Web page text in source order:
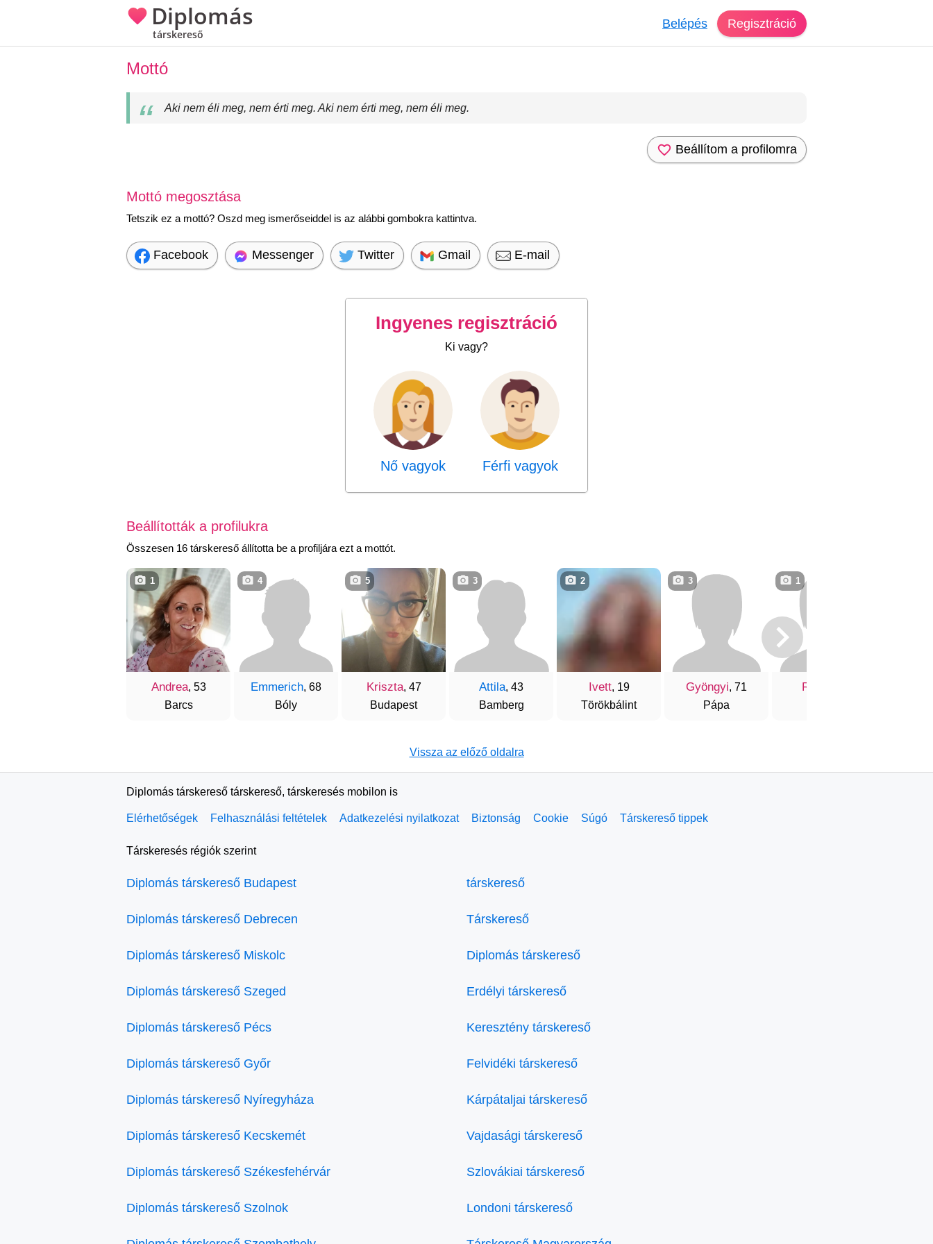
Diplomás
társkereső
Belépés Regisztráció
Mottó
Aki nem éli meg, nem érti meg. Aki nem érti meg, nem éli meg.
Beállítom a profilomra
Mottó megosztása
Tetszik ez a mottó? Oszd meg ismerőseiddel is az alábbi gombokra kattintva.
Facebook Messenger Twitter Gmail E-mail
Ingyenes regisztráció
Ki vagy?
Nő vagyok Férfi vagyok
Beállították a profilukra
Összesen 16 társkereső állította be a profiljára ezt a mottót.
Andrea, 53
Barcs
1
Emmerich, 68
Bóly
4
Kriszta, 47
Budapest
5
Attila, 43
Bamberg
3
Ivett, 19
Törökbálint
2
Gyöngyi, 71
Pápa
3
Réka
1
Vissza az előző oldalra
Diplomás társkereső társkereső, társkeresés mobilon is
Elérhetőségek Felhasználási feltételek Adatkezelési nyilatkozat Biztonság Cookie Súgó Társkereső tippek
Társkeresés régiók szerint
Diplomás társkereső Budapest
Diplomás társkereső Debrecen
Diplomás társkereső Miskolc
Diplomás társkereső Szeged
Diplomás társkereső Pécs
Diplomás társkereső Győr
Diplomás társkereső Nyíregyháza
Diplomás társkereső Kecskemét
Diplomás társkereső Székesfehérvár
Diplomás társkereső Szolnok
társkereső
Társkereső
Diplomás társkereső
Erdélyi társkereső
Keresztény társkereső
Felvidéki társkereső
Kárpátaljai társkereső
Vajdasági társkereső
Szlovákiai társkereső
Londoni társkereső